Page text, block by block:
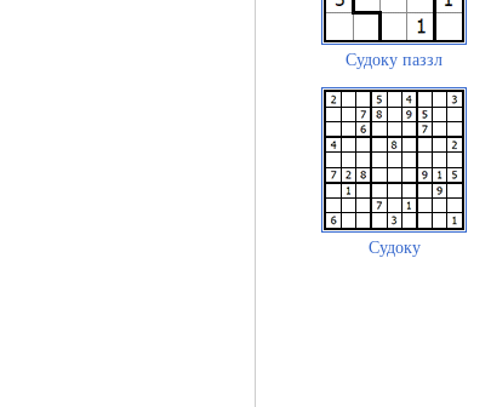
Судоку паззл
Судоку